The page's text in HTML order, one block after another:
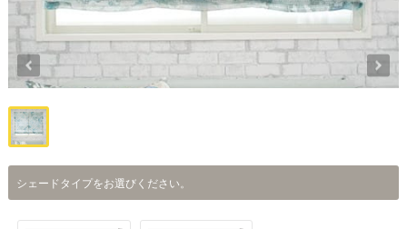
シェードタイプをお選びください。